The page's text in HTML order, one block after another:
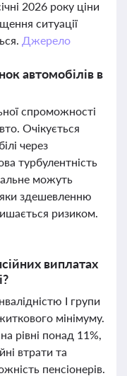
2026 року ціни
ситуації
Джерело
автомобілів в
спроможності
Очікується
через
турбулентність
можуть
здешевленню
ризиком.
виплатах
І групи
мінімуму.
рівні понад 11%,
втрати та
пенсіонерів.